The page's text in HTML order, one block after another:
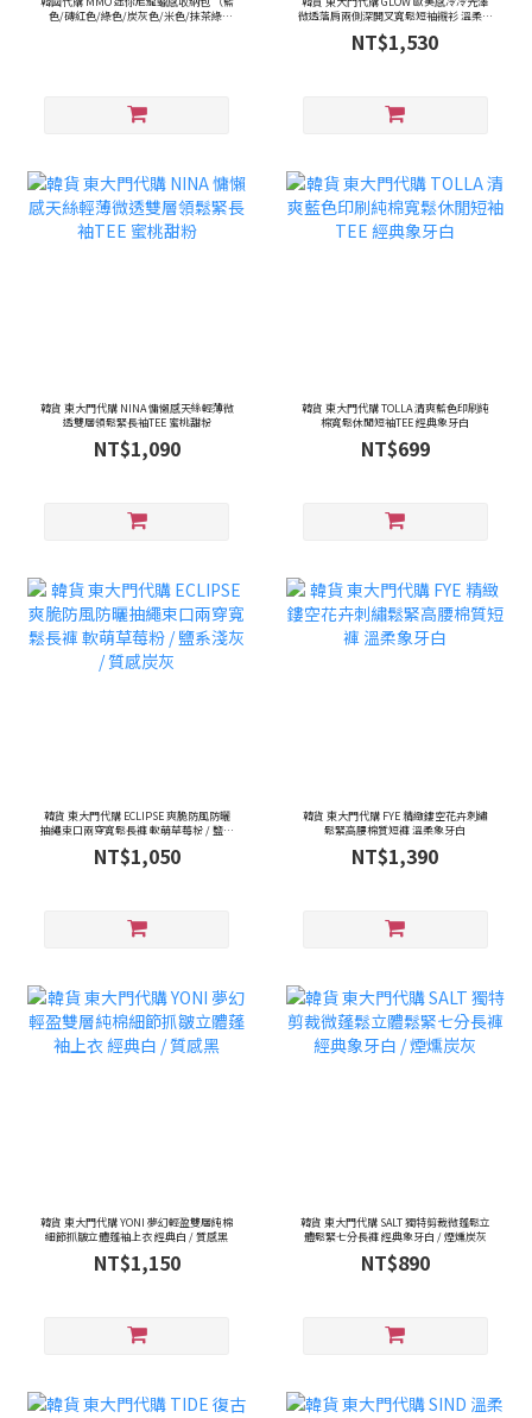
色/磚紅色/綠色/炭灰色/米色/抹茶綠,
微透落肩兩側深開叉寬鬆短袖襯衫 溫柔乳
酪奶油 / 深邃海軍藍
NT$1,530
韓貨 東大門代購 NINA 慵懶感天絲輕薄微
透雙層領鬆緊長袖TEE 蜜桃甜粉
NT$1,090
韓貨 東大門代購 TOLLA 清爽藍色印刷純
棉寬鬆休閒短袖TEE 經典象牙白
NT$699
韓貨 東大門代購 ECLIPSE 爽脆防風防曬
抽繩束口兩穿寬鬆長褲 軟萌草莓粉 / 鹽系
NT$1,050
韓貨 東大門代購 FYE 精緻鏤空花卉刺繡
鬆緊高腰棉質短褲 溫柔象牙白
NT$1,390
韓貨 東大門代購 YONI 夢幻輕盈雙層純棉
細節抓皺立體蓬袖上衣 經典白 / 質感黑
NT$1,150
韓貨 東大門代購 SALT 獨特剪裁微蓬鬆立
體鬆緊七分長褲 經典象牙白 / 煙燻炭灰
NT$890